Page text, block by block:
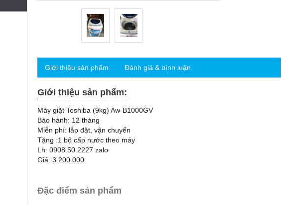
Giới thiệu sản phẩm Đánh giá & bình luận
Giới thiệu sản phẩm:
Máy giặt Toshiba (9kg) Aw-B1000GV
Bảo hành: 12 tháng
Miễn phí: lắp đặt, vận chuyển
Tặng :1 bộ cấp nước theo máy
Lh: 0908.50.2227 zalo
Giá: 3.200.000
Đặc điểm sản phẩm